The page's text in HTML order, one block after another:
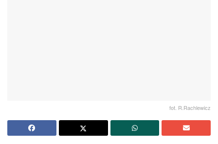
fot. R.Rachlewicz